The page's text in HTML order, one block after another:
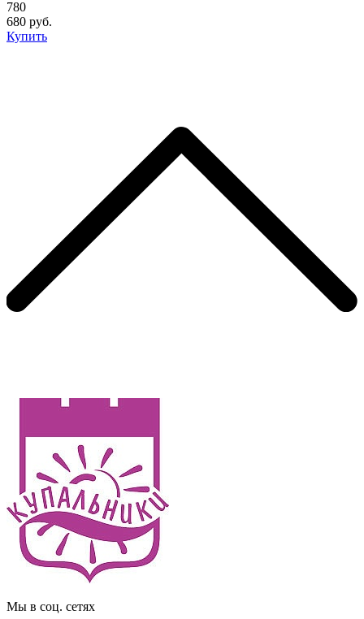
780
680 руб.
Купить
Мы в соц. сетях